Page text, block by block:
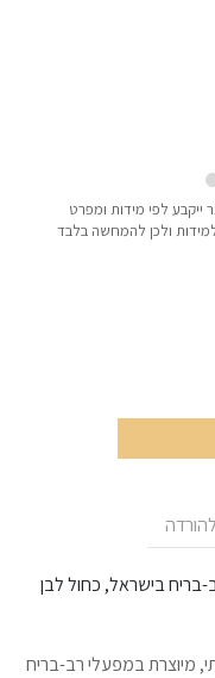
בריח בישראל, כחול לבן
מיוצרת במפעלי רב-בריח
לפי מידות ומפרט
ולכן להמחשה בלבד